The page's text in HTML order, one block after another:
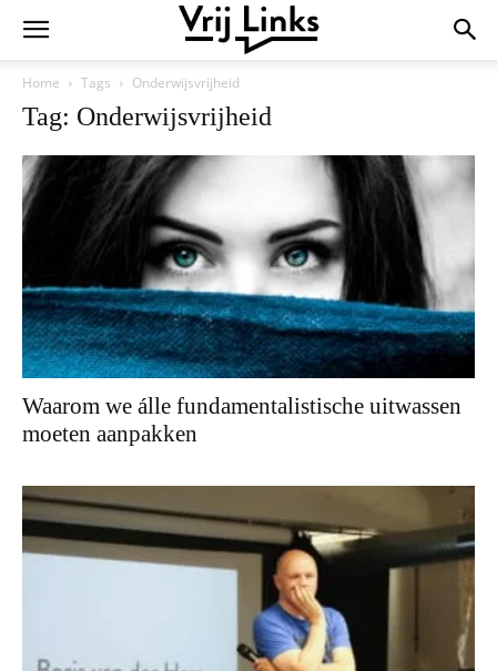
Home Tags Onderwijsvrijheid
Tag: Onderwijsvrijheid
Waarom we álle fundamentalistische uitwassen
moeten aanpakken